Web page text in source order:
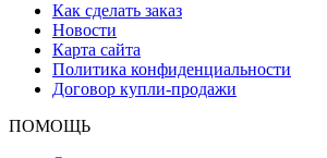
Как сделать заказ
Новости
Карта сайта
Политика конфиденциальности
Договор купли-продажи
ПОМОЩЬ